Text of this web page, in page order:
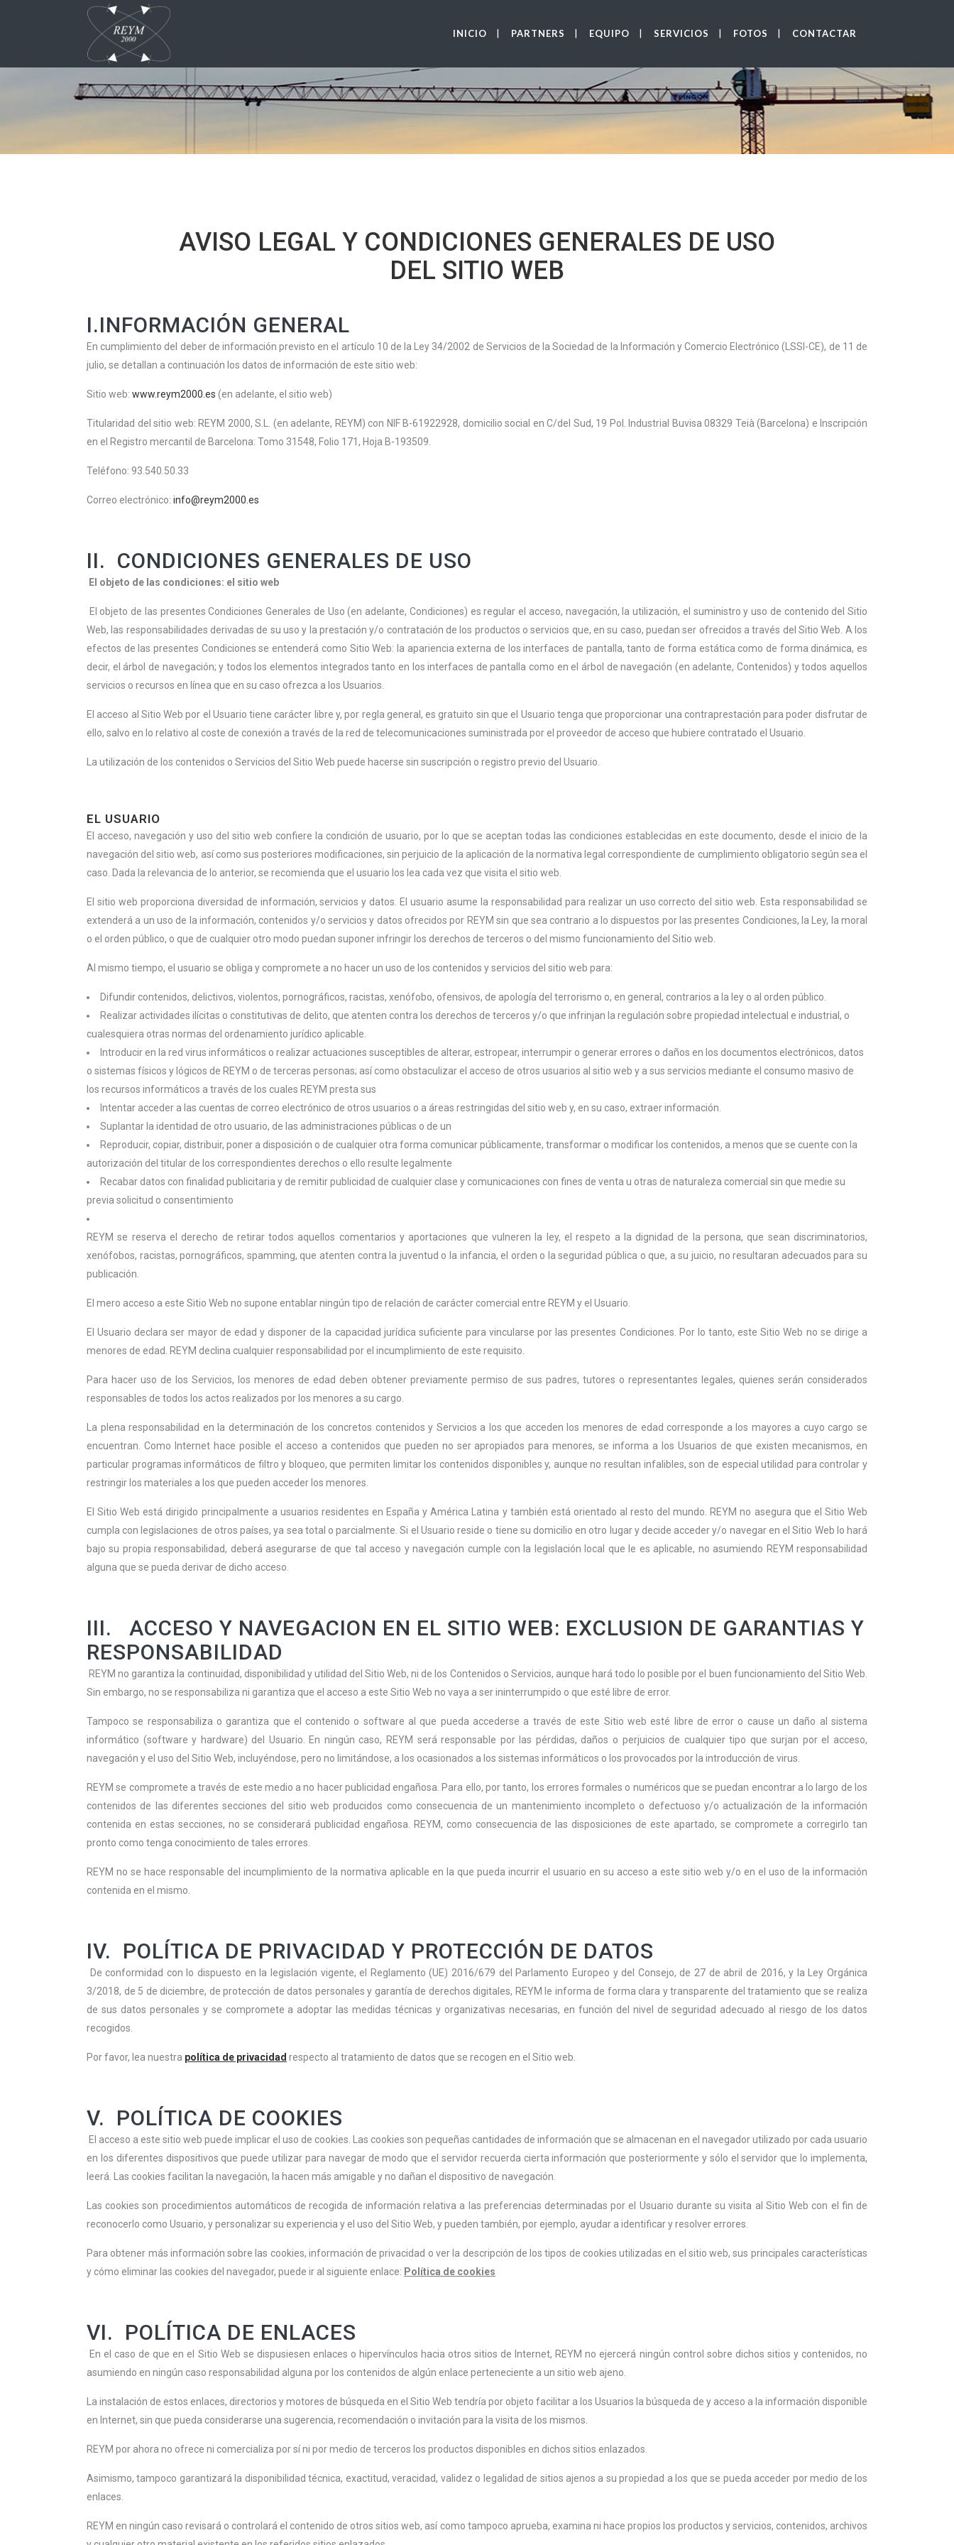
INICIO PARTNERS EQUIPO SERVICIOS FOTOS CONTACTAR
AVISO LEGAL Y CONDICIONES GENERALES DE USO
DEL SITIO WEB
I.INFORMACIÓN GENERAL
En cumplimiento del deber de información previsto en el artículo 10 de la Ley 34/2002 de Servicios de la Sociedad de la Información y Comercio Electrónico (LSSI-CE), de 11 de
julio, se detallan a continuación los datos de información de este sitio web:
Sitio web: www.reym2000.es (en adelante, el sitio web)
Titularidad del sitio web: REYM 2000, S.L. (en adelante, REYM) con NIF B-61922928, domicilio social en C/del Sud, 19 Pol. Industrial Buvisa 08329 Teià (Barcelona) e Inscripción
en el Registro mercantil de Barcelona: Tomo 31548, Folio 171, Hoja B-193509.
Teléfono: 93.540.50.33
Correo electrónico: info@reym2000.es
II. CONDICIONES GENERALES DE USO
El objeto de las condiciones: el sitio web
El objeto de las presentes Condiciones Generales de Uso (en adelante, Condiciones) es regular el acceso, navegación, la utilización, el suministro y uso de contenido del Sitio
Web, las responsabilidades derivadas de su uso y la prestación y/o contratación de los productos o servicios que, en su caso, puedan ser ofrecidos a través del Sitio Web. A los
efectos de las presentes Condiciones se entenderá como Sitio Web: la apariencia externa de los interfaces de pantalla, tanto de forma estática como de forma dinámica, es
decir, el árbol de navegación; y todos los elementos integrados tanto en los interfaces de pantalla como en el árbol de navegación (en adelante, Contenidos) y todos aquellos
servicios o recursos en línea que en su caso ofrezca a los Usuarios.
El acceso al Sitio Web por el Usuario tiene carácter libre y, por regla general, es gratuito sin que el Usuario tenga que proporcionar una contraprestación para poder disfrutar de
ello, salvo en lo relativo al coste de conexión a través de la red de telecomunicaciones suministrada por el proveedor de acceso que hubiere contratado el Usuario.
La utilización de los contenidos o Servicios del Sitio Web puede hacerse sin suscripción o registro previo del Usuario.
EL USUARIO
El acceso, navegación y uso del sitio web confiere la condición de usuario, por lo que se aceptan todas las condiciones establecidas en este documento, desde el inicio de la
navegación del sitio web, así como sus posteriores modificaciones, sin perjuicio de la aplicación de la normativa legal correspondiente de cumplimiento obligatorio según sea el
caso. Dada la relevancia de lo anterior, se recomienda que el usuario los lea cada vez que visita el sitio web.
El sitio web proporciona diversidad de información, servicios y datos. El usuario asume la responsabilidad para realizar un uso correcto del sitio web. Esta responsabilidad se
extenderá a un uso de la información, contenidos y/o servicios y datos ofrecidos por REYM sin que sea contrario a lo dispuestos por las presentes Condiciones, la Ley, la moral
o el orden público, o que de cualquier otro modo puedan suponer infringir los derechos de terceros o del mismo funcionamiento del Sitio web.
Al mismo tiempo, el usuario se obliga y compromete a no hacer un uso de los contenidos y servicios del sitio web para:
Difundir contenidos, delictivos, violentos, pornográficos, racistas, xenófobo, ofensivos, de apología del terrorismo o, en general, contrarios a la ley o al orden público.
Realizar actividades ilícitas o constitutivas de delito, que atenten contra los derechos de terceros y/o que infrinjan la regulación sobre propiedad intelectual e industrial, o
cualesquiera otras normas del ordenamiento jurídico aplicable.
Introducir en la red virus informáticos o realizar actuaciones susceptibles de alterar, estropear, interrumpir o generar errores o daños en los documentos electrónicos, datos
o sistemas físicos y lógicos de REYM o de terceras personas; así como obstaculizar el acceso de otros usuarios al sitio web y a sus servicios mediante el consumo masivo de
los recursos informáticos a través de los cuales REYM presta sus
Intentar acceder a las cuentas de correo electrónico de otros usuarios o a áreas restringidas del sitio web y, en su caso, extraer información.
Suplantar la identidad de otro usuario, de las administraciones públicas o de un
Reproducir, copiar, distribuir, poner a disposición o de cualquier otra forma comunicar públicamente, transformar o modificar los contenidos, a menos que se cuente con la
autorización del titular de los correspondientes derechos o ello resulte legalmente
Recabar datos con finalidad publicitaria y de remitir publicidad de cualquier clase y comunicaciones con fines de venta u otras de naturaleza comercial sin que medie su
previa solicitud o consentimiento
REYM se reserva el derecho de retirar todos aquellos comentarios y aportaciones que vulneren la ley, el respeto a la dignidad de la persona, que sean discriminatorios,
xenófobos, racistas, pornográficos, spamming, que atenten contra la juventud o la infancia, el orden o la seguridad pública o que, a su juicio, no resultaran adecuados para su
publicación.
El mero acceso a este Sitio Web no supone entablar ningún tipo de relación de carácter comercial entre REYM y el Usuario.
El Usuario declara ser mayor de edad y disponer de la capacidad jurídica suficiente para vincularse por las presentes Condiciones. Por lo tanto, este Sitio Web no se dirige a
menores de edad. REYM declina cualquier responsabilidad por el incumplimiento de este requisito.
Para hacer uso de los Servicios, los menores de edad deben obtener previamente permiso de sus padres, tutores o representantes legales, quienes serán considerados
responsables de todos los actos realizados por los menores a su cargo.
La plena responsabilidad en la determinación de los concretos contenidos y Servicios a los que acceden los menores de edad corresponde a los mayores a cuyo cargo se
encuentran. Como Internet hace posible el acceso a contenidos que pueden no ser apropiados para menores, se informa a los Usuarios de que existen mecanismos, en
particular programas informáticos de filtro y bloqueo, que permiten limitar los contenidos disponibles y, aunque no resultan infalibles, son de especial utilidad para controlar y
restringir los materiales a los que pueden acceder los menores.
El Sitio Web está dirigido principalmente a usuarios residentes en España y América Latina y también está orientado al resto del mundo. REYM no asegura que el Sitio Web
cumpla con legislaciones de otros países, ya sea total o parcialmente. Si el Usuario reside o tiene su domicilio en otro lugar y decide acceder y/o navegar en el Sitio Web lo hará
bajo su propia responsabilidad, deberá asegurarse de que tal acceso y navegación cumple con la legislación local que le es aplicable, no asumiendo REYM responsabilidad
alguna que se pueda derivar de dicho acceso.
III. ACCESO Y NAVEGACION EN EL SITIO WEB: EXCLUSION DE GARANTIAS Y
RESPONSABILIDAD
REYM no garantiza la continuidad, disponibilidad y utilidad del Sitio Web, ni de los Contenidos o Servicios, aunque hará todo lo posible por el buen funcionamiento del Sitio Web.
Sin embargo, no se responsabiliza ni garantiza que el acceso a este Sitio Web no vaya a ser ininterrumpido o que esté libre de error.
Tampoco se responsabiliza o garantiza que el contenido o software al que pueda accederse a través de este Sitio web esté libre de error o cause un daño al sistema
informático (software y hardware) del Usuario. En ningún caso, REYM será responsable por las pérdidas, daños o perjuicios de cualquier tipo que surjan por el acceso,
navegación y el uso del Sitio Web, incluyéndose, pero no limitándose, a los ocasionados a los sistemas informáticos o los provocados por la introducción de virus.
REYM se compromete a través de este medio a no hacer publicidad engañosa. Para ello, por tanto, los errores formales o numéricos que se puedan encontrar a lo largo de los
contenidos de las diferentes secciones del sitio web producidos como consecuencia de un mantenimiento incompleto o defectuoso y/o actualización de la información
contenida en estas secciones, no se considerará publicidad engañosa. REYM, como consecuencia de las disposiciones de este apartado, se compromete a corregirlo tan
pronto como tenga conocimiento de tales errores.
REYM no se hace responsable del incumplimiento de la normativa aplicable en la que pueda incurrir el usuario en su acceso a este sitio web y/o en el uso de la información
contenida en el mismo.
IV. POLÍTICA DE PRIVACIDAD Y PROTECCIÓN DE DATOS
De conformidad con lo dispuesto en la legislación vigente, el Reglamento (UE) 2016/679 del Parlamento Europeo y del Consejo, de 27 de abril de 2016, y la Ley Orgánica
3/2018, de 5 de diciembre, de protección de datos personales y garantía de derechos digitales, REYM le informa de forma clara y transparente del tratamiento que se realiza
de sus datos personales y se compromete a adoptar las medidas técnicas y organizativas necesarias, en función del nivel de seguridad adecuado al riesgo de los datos
recogidos.
Por favor, lea nuestra política de privacidad respecto al tratamiento de datos que se recogen en el Sitio web.
V. POLÍTICA DE COOKIES
El acceso a este sitio web puede implicar el uso de cookies. Las cookies son pequeñas cantidades de información que se almacenan en el navegador utilizado por cada usuario
en los diferentes dispositivos que puede utilizar para navegar de modo que el servidor recuerda cierta información que posteriormente y sólo el servidor que lo implementa,
leerá. Las cookies facilitan la navegación, la hacen más amigable y no dañan el dispositivo de navegación.
Las cookies son procedimientos automáticos de recogida de información relativa a las preferencias determinadas por el Usuario durante su visita al Sitio Web con el fin de
reconocerlo como Usuario, y personalizar su experiencia y el uso del Sitio Web, y pueden también, por ejemplo, ayudar a identificar y resolver errores.
Para obtener más información sobre las cookies, información de privacidad o ver la descripción de los tipos de cookies utilizadas en el sitio web, sus principales características
y cómo eliminar las cookies del navegador, puede ir al siguiente enlace: Política de cookies
VI. POLÍTICA DE ENLACES
En el caso de que en el Sitio Web se dispusiesen enlaces o hipervínculos hacia otros sitios de Internet, REYM no ejercerá ningún control sobre dichos sitios y contenidos, no
asumiendo en ningún caso responsabilidad alguna por los contenidos de algún enlace perteneciente a un sitio web ajeno.
La instalación de estos enlaces, directorios y motores de búsqueda en el Sitio Web tendría por objeto facilitar a los Usuarios la búsqueda de y acceso a la información disponible
en Internet, sin que pueda considerarse una sugerencia, recomendación o invitación para la visita de los mismos.
REYM por ahora no ofrece ni comercializa por sí ni por medio de terceros los productos disponibles en dichos sitios enlazados.
Asimismo, tampoco garantizará la disponibilidad técnica, exactitud, veracidad, validez o legalidad de sitios ajenos a su propiedad a los que se pueda acceder por medio de los
enlaces.
REYM en ningún caso revisará o controlará el contenido de otros sitios web, así como tampoco aprueba, examina ni hace propios los productos y servicios, contenidos, archivos